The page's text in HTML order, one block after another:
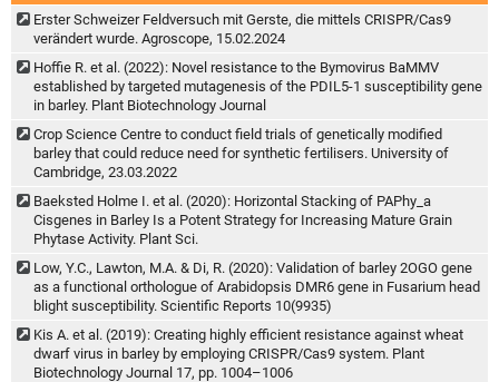
Erster Schweizer Feldversuch mit Gerste, die mittels CRISPR/Cas9
verändert wurde. Agroscope, 15.02.2024
Hoffie R. et al. (2022): Novel resistance to the Bymovirus BaMMV
established by targeted mutagenesis of the PDIL5-1 susceptibility gene
in barley. Plant Biotechnology Journal
Crop Science Centre to conduct field trials of genetically modified
barley that could reduce need for synthetic fertilisers. University of
Cambridge, 23.03.2022
Baeksted Holme I. et al. (2020): Horizontal Stacking of PAPhy_a
Cisgenes in Barley Is a Potent Strategy for Increasing Mature Grain
Phytase Activity. Plant Sci.
Low, Y.C., Lawton, M.A. & Di, R. (2020): Validation of barley 2OGO gene
as a functional orthologue of Arabidopsis DMR6 gene in Fusarium head
blight susceptibility. Scientific Reports 10(9935)
Kis A. et al. (2019): Creating highly efficient resistance against wheat
dwarf virus in barley by employing CRISPR/Cas9 system. Plant
Biotechnology Journal 17, pp. 1004–1006